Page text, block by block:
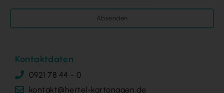
Absenden
Kontaktdaten
0921 78 44 - 0
kontakt@hertel-kartonagen.de